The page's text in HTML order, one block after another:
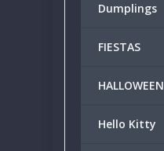
Dumplings
FIESTAS
HALLOWEEN
Hello Kitty